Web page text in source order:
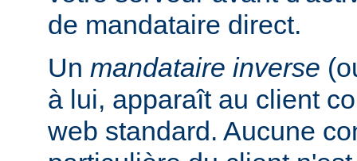
de mandataire direct.
Un mandataire inverse
à lui, apparaît au client
web standard. Aucune